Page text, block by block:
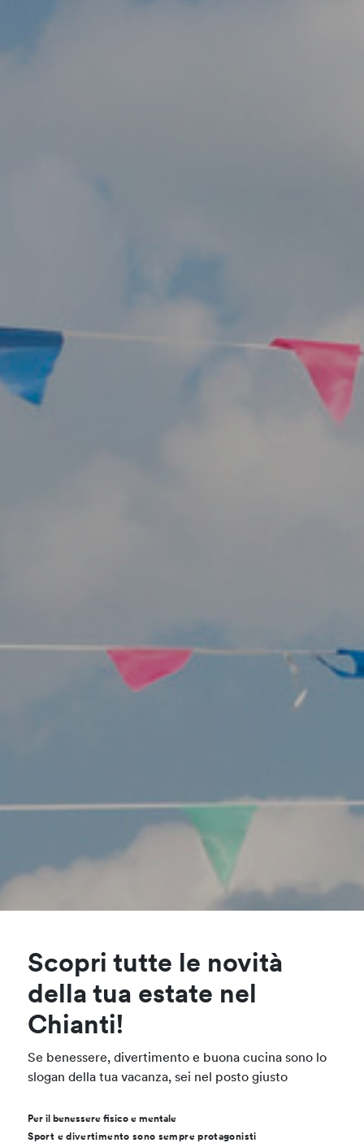
Scopri tutte le novità
della tua estate nel
Chianti!
Se benessere, divertimento e buona cucina sono lo
slogan della tua vacanza, sei nel posto giusto
Per il benessere fisico e mentale
Sport e divertimento sono sempre protagonisti